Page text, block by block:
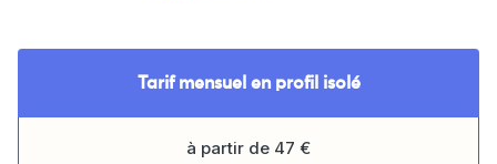
Tarif mensuel en profil isolé
à partir de 47 €